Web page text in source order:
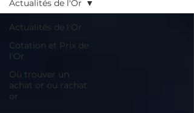
Actualités de l'Or
Cotation et Prix de
l'Or
Où trouver un
achat or ou rachat
or
Actualités de l'Or